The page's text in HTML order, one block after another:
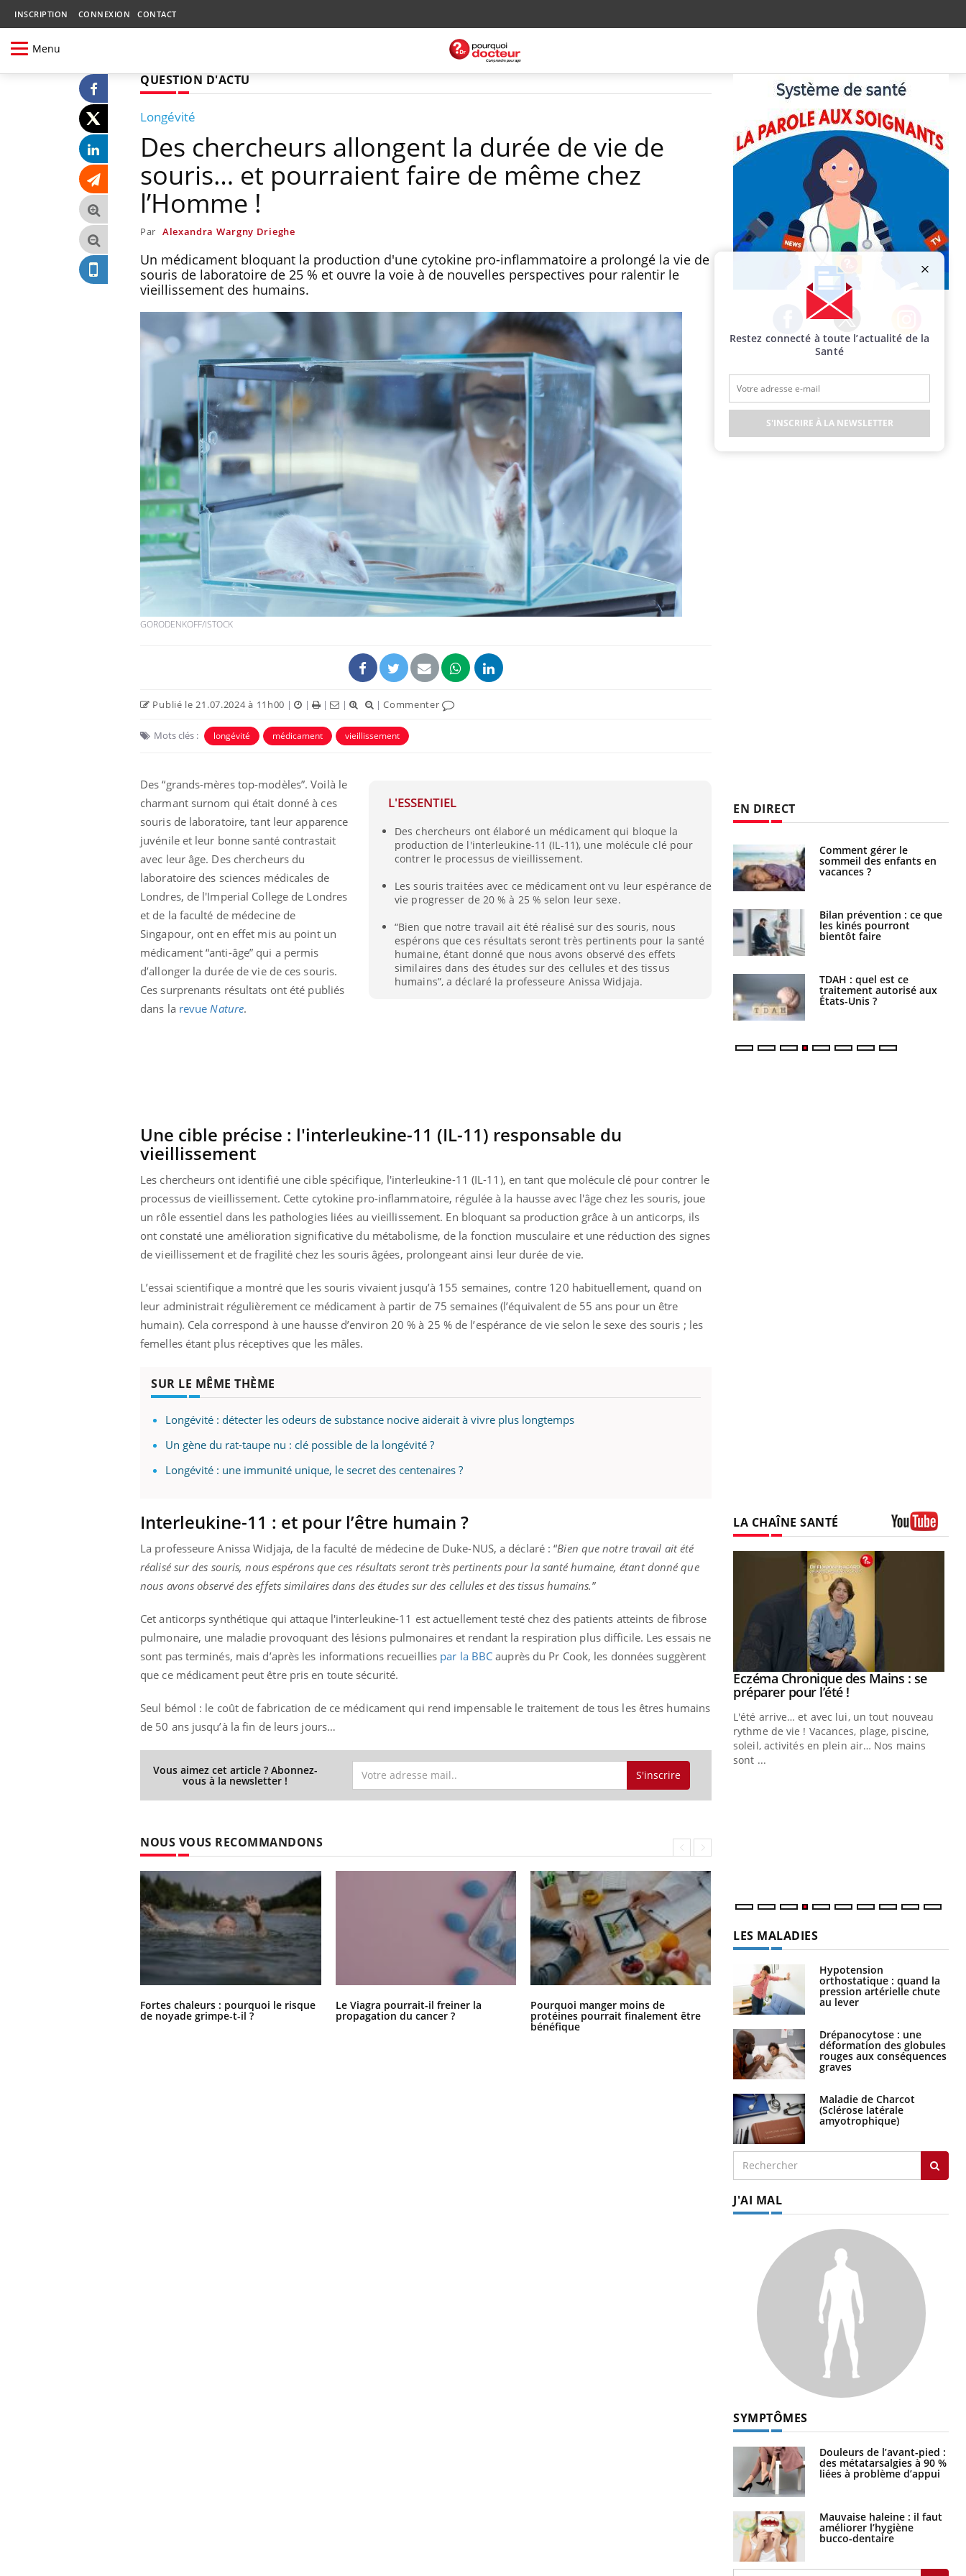
INSCRIPTION CONNEXION CONTACT
Menu
QUESTION D'ACTU
Longévité
Des chercheurs allongent la durée de vie de
souris… et pourraient faire de même chez
l’Homme !
Par Alexandra Wargny Drieghe
Un médicament bloquant la production d'une cytokine pro-inflammatoire a prolongé la vie de
souris de laboratoire de 25 % et ouvre la voie à de nouvelles perspectives pour ralentir le
vieillissement des humains.
GORODENKOFF/ISTOCK
Publié le 21.07.2024 à 11h00 | | | | |Commenter
Mots clés : longévité médicament vieillissement
L'ESSENTIEL
Des chercheurs ont élaboré un médicament qui bloque la
production de l'interleukine-11 (IL-11), une molécule clé pour
contrer le processus de vieillissement.
Les souris traitées avec ce médicament ont vu leur espérance de
vie progresser de 20 % à 25 % selon leur sexe.
“Bien que notre travail ait été réalisé sur des souris, nous
espérons que ces résultats seront très pertinents pour la santé
humaine, étant donné que nous avons observé des effets
similaires dans des études sur des cellules et des tissus
humains”, a déclaré la professeure Anissa Widjaja.
Des “grands-mères top-modèles”. Voilà le
charmant surnom qui était donné à ces
souris de laboratoire, tant leur apparence
juvénile et leur bonne santé contrastait
avec leur âge. Des chercheurs du
laboratoire des sciences médicales de
Londres, de l'Imperial College de Londres
et de la faculté de médecine de
Singapour, ont en effet mis au point un
médicament “anti-âge” qui a permis
d’allonger la durée de vie de ces souris.
Ces surprenants résultats ont été publiés
dans la revue Nature.
Une cible précise : l'interleukine-11 (IL-11) responsable du
vieillissement
Les chercheurs ont identifié une cible spécifique, l'interleukine-11 (IL-11), en tant que molécule clé pour contrer le
processus de vieillissement. Cette cytokine pro-inflammatoire, régulée à la hausse avec l'âge chez les souris, joue
un rôle essentiel dans les pathologies liées au vieillissement. En bloquant sa production grâce à un anticorps, ils
ont constaté une amélioration significative du métabolisme, de la fonction musculaire et une réduction des signes
de vieillissement et de fragilité chez les souris âgées, prolongeant ainsi leur durée de vie.
L’essai scientifique a montré que les souris vivaient jusqu’à 155 semaines, contre 120 habituellement, quand on
leur administrait régulièrement ce médicament à partir de 75 semaines (l’équivalent de 55 ans pour un être
humain). Cela correspond à une hausse d’environ 20 % à 25 % de l’espérance de vie selon le sexe des souris ; les
femelles étant plus réceptives que les mâles.
SUR LE MÊME THÈME
Longévité : détecter les odeurs de substance nocive aiderait à vivre plus longtemps
Un gène du rat-taupe nu : clé possible de la longévité ?
Longévité : une immunité unique, le secret des centenaires ?
Interleukine-11 : et pour l’être humain ?
La professeure Anissa Widjaja, de la faculté de médecine de Duke-NUS, a déclaré : “Bien que notre travail ait été
réalisé sur des souris, nous espérons que ces résultats seront très pertinents pour la santé humaine, étant donné que
nous avons observé des effets similaires dans des études sur des cellules et des tissus humains.”
Cet anticorps synthétique qui attaque l'interleukine-11 est actuellement testé chez des patients atteints de fibrose
pulmonaire, une maladie provoquant des lésions pulmonaires et rendant la respiration plus difficile. Les essais ne
sont pas terminés, mais d’après les informations recueillies par la BBC auprès du Pr Cook, les données suggèrent
que ce médicament peut être pris en toute sécurité.
Seul bémol : le coût de fabrication de ce médicament qui rend impensable le traitement de tous les êtres humains
de 50 ans jusqu’à la fin de leurs jours…
Vous aimez cet article ? Abonnez-
vous à la newsletter ! S'inscrire
NOUS VOUS RECOMMANDONS
Fortes chaleurs : pourquoi le risque
de noyade grimpe-t-il ?
Le Viagra pourrait-il freiner la
propagation du cancer ?
Pourquoi manger moins de
protéines pourrait finalement être
bénéfique
Grossesse et chaleur : ce que dit la
science
Facebook Twitter Instagram
EN DIRECT
pourquoi le risque de
noyade grimpe-t-il ?
Le Viagra pourrait-il
cancer ?
Pourquoi manger moins
de protéines pourrait
finalement être bénéfique
Grossesse et chaleur : ce
que dit la science
l'apprentissage de la
lecture ?
Mordue par une tique en
vacances, elle reste dans
Mordue par un
réflexe essentiel
quelle est l’origine de la
contamination ?
Allergies alimentaires :
une nouvelle arme contre
Comment gérer le
sommeil des enfants en
vacances ?
Bilan prévention : ce que
les kinés pourront
bientôt faire
TDAH : quel est ce
traitement autorisé aux
États-Unis ?
LA CHAÎNE SANTÉ
Eczéma Chronique des Mains :
d'autres non ! D'un côté, poser des
Youtube
Carence en fer : comprendre pour
Fatigue, irritabilité, brouillard mental ou
même alopécie… Les symptômes de la
Youtube
Eczéma Chronique des Mains : se
préparer pour l’été !Youtube
L'été arrive… et avec lui, un tout nouveau
rythme de vie ! Vacances, plage, piscine,
soleil, activités en plein air… Nos mains
sont ...
LES MALADIES
Hypotension
orthostatique : quand la
pression artérielle chute
au lever
Drépanocytose : une
déformation des globules
rouges aux conséquences
graves
Maladie de Charcot
(Sclérose latérale
amyotrophique)
J'AI MAL
SYMPTÔMES
Douleurs de l’avant-pied :
des métatarsalgies à 90 %
liées à problème d’appui
Mauvaise haleine : il faut
améliorer l’hygiène
bucco-dentaire
Restez connecté à toute l’actualité de la
Santé
S'INSCRIRE À LA NEWSLETTER